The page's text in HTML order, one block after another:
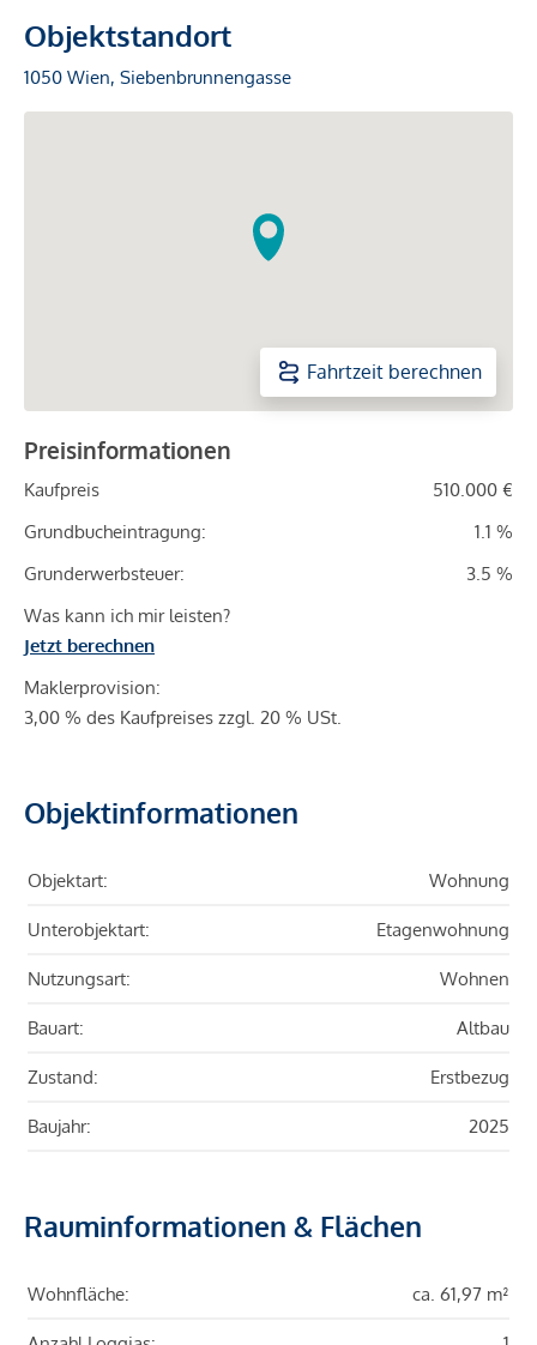
Objektstandort
1050 Wien, Siebenbrunnengasse
Fahrtzeit berechnen
Preisinformationen
Kaufpreis
510.000 €
Grundbucheintragung:
1.1 %
Grunderwerbsteuer:
3.5 %
Was kann ich mir leisten?
Jetzt berechnen
Maklerprovision:
3,00 % des Kaufpreises zzgl. 20 % USt.
Objektinformationen
Objektart: Wohnung
Unterobjektart: Etagenwohnung
Nutzungsart: Wohnen
Bauart: Altbau
Zustand: Erstbezug
Baujahr: 2025
Rauminformationen & Flächen
Wohnfläche: ca. 61,97 m²